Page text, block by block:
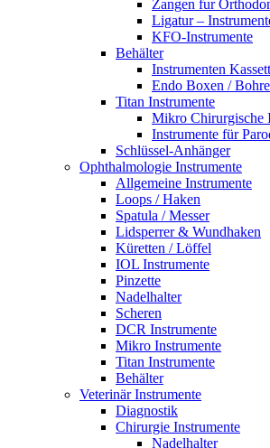
Zangen fur
Ligatur –
KFO-Instrumente
Behälter
Instrumenten
Endo Boxen /
Titan Instrumente
Mikro Chirurgische
Instrumente für
Schlüssel-Anhänger
Ophthalmologie Instrumente
Allgemeine Instrumente
Loops / Haken
Spatula / Messer
Lidsperrer & Wundhaken
Küretten / Löffel
IOL Instrumente
Pinzette
Nadelhalter
Scheren
DCR Instrumente
Mikro Instrumente
Titan Instrumente
Behälter
Veterinär Instrumente
Diagnostik
Chirurgie Instrumente
Nadelhalter